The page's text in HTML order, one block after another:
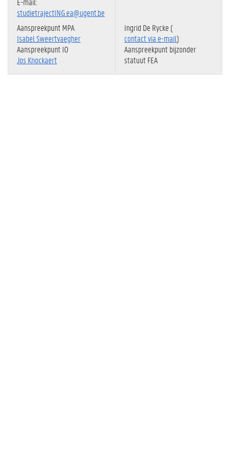
studietrajectING.ea@ugent.be
Aanspreekpunt MPA
Isabel Sweertvaegher
Aanspreekpunt IO
Jos Knockaert
Ingrid De Rycke (
contact via e-mail)
Aanspreekpunt bijzonder
statuut FEA